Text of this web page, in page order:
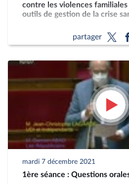
contre les violences
outils de gestion de la crise
partager
mardi 7 décembre 2021
1ère séance : Questions